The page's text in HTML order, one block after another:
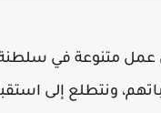
متنوعة في
ونتطلع إلى